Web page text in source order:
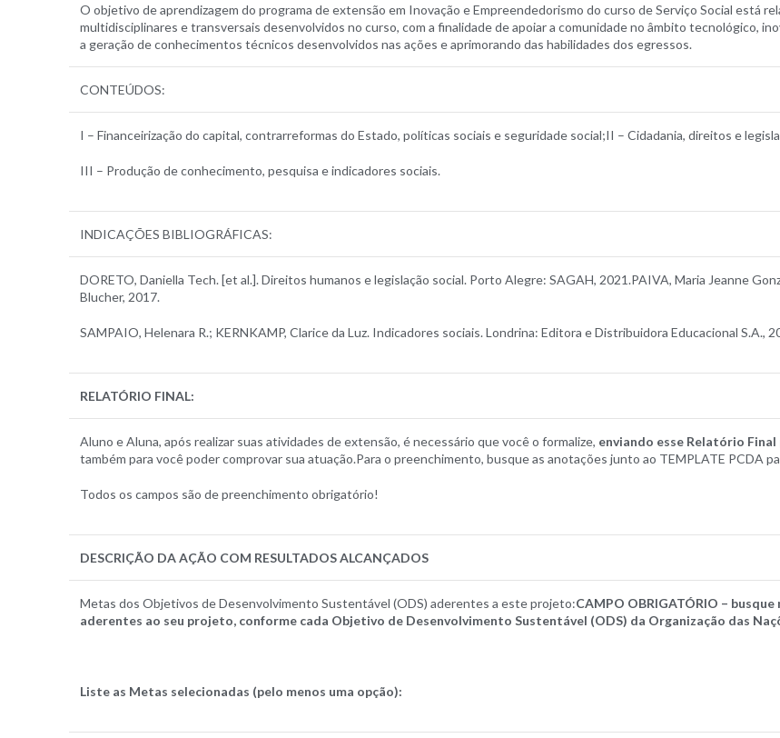
O objetivo de aprendizagem do programa de extensão em Inovação e Empreendedorismo do curso de Serviço Social está
multidisciplinares e transversais desenvolvidos no curso, com a finalidade de apoiar a comunidade no âmbito tecnológico,
a geração de conhecimentos técnicos desenvolvidos nas ações e aprimorando das habilidades dos egressos.
CONTEÚDOS:
I – Financeirização do capital, contrarreformas do Estado, políticas sociais e seguridade social;II – Cidadania, direitos e
III – Produção de conhecimento, pesquisa e indicadores sociais.
INDICAÇÕES BIBLIOGRÁFICAS:
DORETO, Daniella Tech. [et al.]. Direitos humanos e legislação social. Porto Alegre: SAGAH, 2021.PAIVA, Maria Jeanne
Blucher, 2017.
SAMPAIO, Helenara R.; KERNKAMP, Clarice da Luz. Indicadores sociais. Londrina: Editora e Distribuidora Educacional S.A.,
RELATÓRIO FINAL:
Aluno e Aluna, após realizar suas atividades de extensão, é necessário que você o formalize, enviando esse Relatório
também para você poder comprovar sua atuação.Para o preenchimento, busque as anotações junto ao TEMPLATE PCDA
Todos os campos são de preenchimento obrigatório!
DESCRIÇÃO DA AÇÃO COM RESULTADOS ALCANÇADOS
Metas dos Objetivos de Desenvolvimento Sustentável (ODS) aderentes a este projeto:CAMPO OBRIGATÓRIO –
aderentes ao seu projeto, conforme cada Objetivo de Desenvolvimento Sustentável (ODS) da Organização das
Liste as Metas selecionadas (pelo menos uma opção):